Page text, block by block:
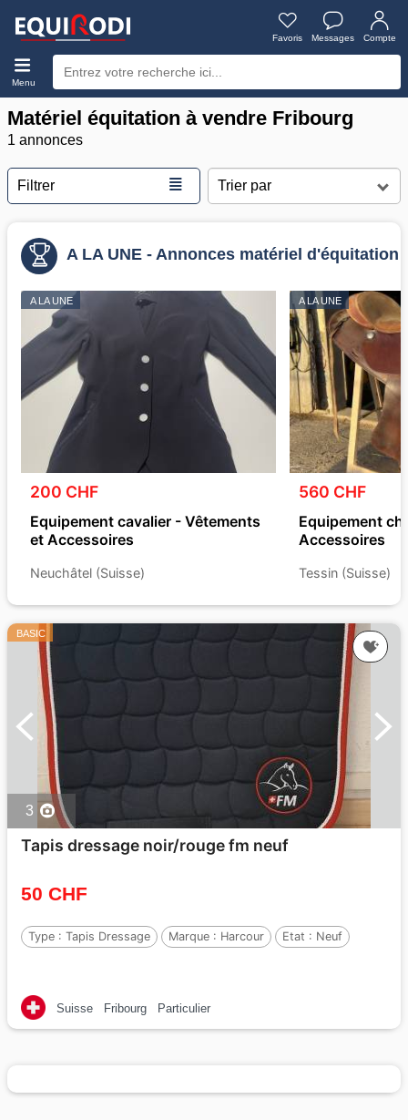
Favoris Messages Compte
Menu
Matériel équitation à vendre Fribourg
1 annonces
Filtrer ≣
A LA UNE - Annonces matériel d'équitation
A LA UNE
200 CHF
Equipement cavalier - Vêtements
et Accessoires
Neuchâtel (Suisse)
A LA UNE
560 CHF
Equipement
Accessoires
Tessin (Suisse)
BASIC
3
Tapis dressage noir/rouge fm neuf
50 CHF
Type : Tapis Dressage Marque : Harcour Etat : Neuf
Suisse Fribourg Particulier